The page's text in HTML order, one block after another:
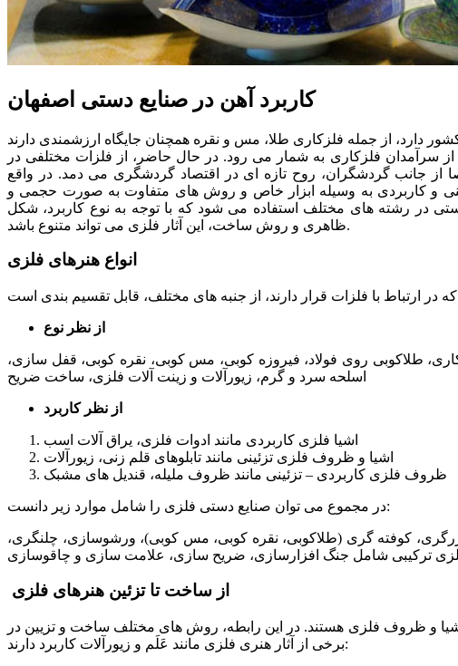
کاربرد آهن در صنایع دستی اصفهان
دارد، از جمله فلزکاری طلا، مس و نقره همچنان جایگاه ارزشمندی دارند
سرآمدان فلزکاری به شمار می رود. در حال حاضر، از فلزات مختلفی در
جانب گردشگران، روح تازه ای در اقتصاد گردشگری می دمد. در واقع
و کاربردی به وسیله ابزار خاص و روش های متفاوت به صورت حجمی و
در رشته های مختلف استفاده می شود که با توجه به نوع کاربرد، شکل
ظاهری و روش ساخت، این آثار فلزی می تواند متنوع باشد.
انواع هنرهای فلزی
از نظر نوع
طلاکوبی روی فولاد، فیروزه کوبی، مس کوبی، نقره کوبی، قفل سازی،
اسلحه سرد و گرم، زیورآلات و زینت آلات فلزی، ساخت ضریح
از نظر کاربرد
اشیا فلزی کاربردی مانند ادوات فلزی، یراق آلات اسب
اشیا و ظروف فلزی تزئینی مانند تابلوهای قلم زنی، زیورآلات
ظروف فلزی کاربردی – تزئینی مانند ظروف ملیله، قندیل های مشبک
در مجموع می توان صنایع دستی فلزی را شامل موارد زیر دانست:
کوفته‌ گری (طلاکوبی، نقره ‌کوبی، مس‌ کوبی)، ورشوسازی، چلنگری،
از ساخت تا تزئین هنرهای فلزی
و ظروف فلزی هستند. در این رابطه، روش های مختلف ساخت و تزیین در
برخی از آثار هنری فلزی مانند عَلَم و زیورآلات کاربرد دارند: